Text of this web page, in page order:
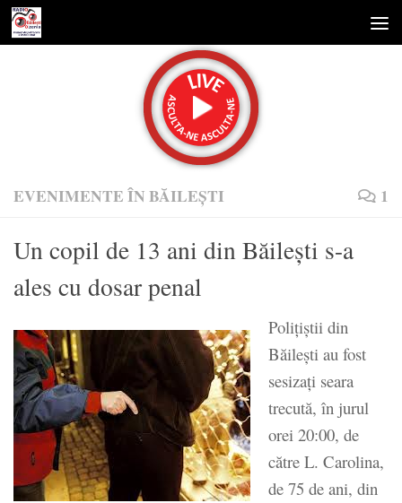
Skip to content
EVENIMENTE ÎN BĂILEȘTI 1
Un copil de 13 ani din Băileşti s-a
ales cu dosar penal
Polițiștii din
Băilești au fost
sesizați seara
trecută, în jurul
orei 20:00, de
către L. Carolina,
de 75 de ani, din